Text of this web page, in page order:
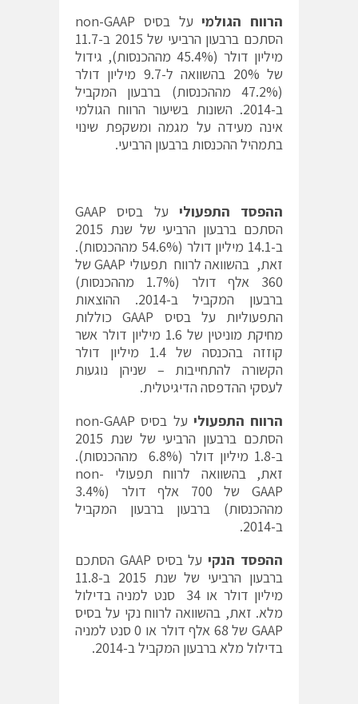
הרווח הגולמי
על בסיס non-GAAP
הסתכם ברבעון הרביעי של 2015 ב-11.7
מיליון דולר (45.4% מההכנסות), גידול
של 20% בהשוואה ל-9.7 מיליון דולר
(47.2% מההכנסות) ברבעון המקביל
ב-2014. השונות בשיעור הרווח הגולמי
אינה מעידה על מגמה ומשקפת שינוי
בתמהיל ההכנסות ברבעון הרביעי.
ההפסד התפעולי
על בסיס GAAP
הסתכם ברבעון הרביעי של שנת 2015
ב-14.1 מיליון דולר (54.6% מההכנסות).
זאת, בהשוואה לרווח תפעולי GAAP של
360 אלף דולר (1.7% מההכנסות)
ברבעון המקביל ב-2014. ההוצאות
התפעוליות על בסיס GAAP כוללות
מחיקת מוניטין של 1.6 מיליון דולר אשר
קוזזה בהכנסה של 1.4 מיליון דולר
הקשורה להתחייבות – שניהן נוגעות
לעסקי ההדפסה הדיגיטלית.
הרווח התפעולי
על בסיס non-GAAP
הסתכם ברבעון הרביעי של שנת 2015
ב-1.8 מיליון דולר (6.8% מההכנסות).
זאת, בהשוואה לרווח תפעולי non-
GAAP של 700 אלף דולר (3.4%
מההכנסות) ברבעון ברבעון המקביל
ב-2014.
ההפסד הנקי
על בסיס GAAP הסתכם
ברבעון הרביעי של שנת 2015 ב-11.8
מיליון דולר או 34 סנט למניה בדילול
מלא. זאת, בהשוואה לרווח נקי על בסיס
GAAP של 68 אלף דולר או 0 סנט למניה
בדילול מלא ברבעון המקביל ב-2014.